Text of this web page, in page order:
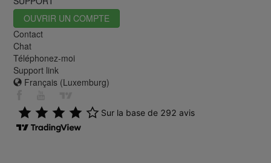
OUVRIR UN COMPTE
Contact
Chat
Téléphonez-moi
Support link
Français (Luxemburg)